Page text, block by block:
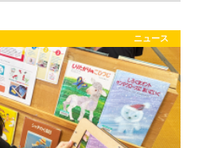
ニュース